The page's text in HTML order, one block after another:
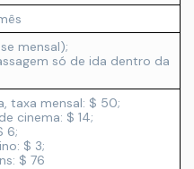
mensal);
só de ida dentro da
taxa mensal: $ 50;
cinema: $ 14;
6;
$ 3;
$ 76